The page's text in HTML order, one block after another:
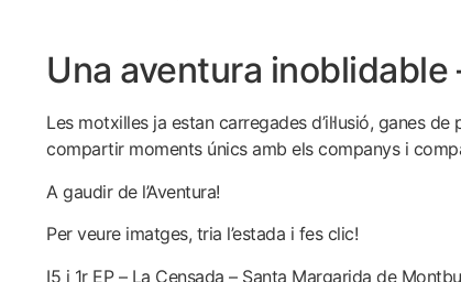
Una aventura inoblidable
Les motxilles ja estan carregades d’il·lusió, ganes
compartir moments únics amb els companys i
A gaudir de l’Aventura!
Per veure imatges, tria l’estada i fes clic!
I5 i 1r EP – La Censada – Santa Margarida de